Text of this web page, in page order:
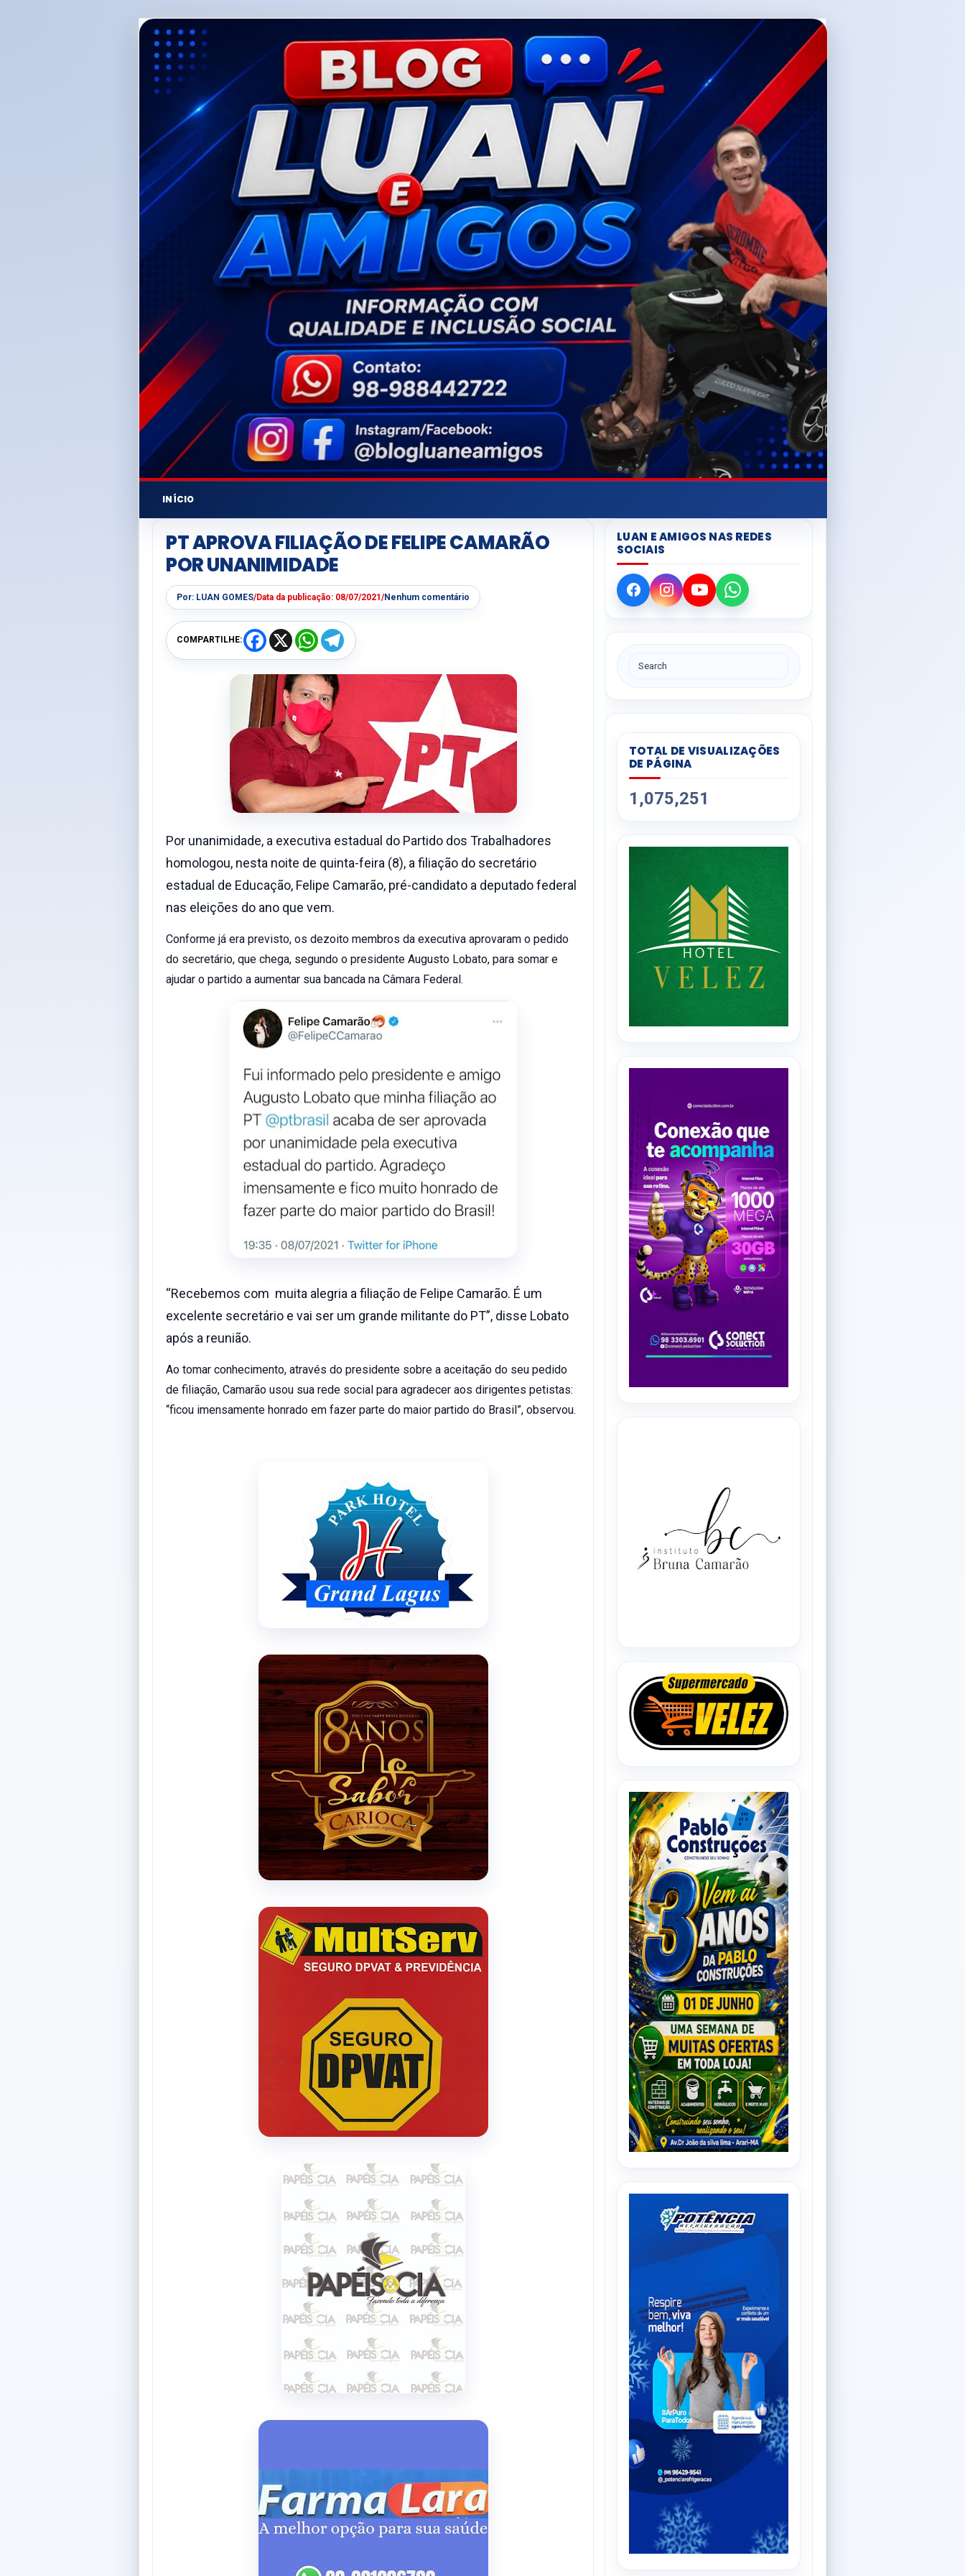
INÍCIO
PT APROVA FILIAÇÃO DE FELIPE CAMARÃO
POR UNANIMIDADE
Por: LUAN GOMES/Data da publicação: 08/07/2021/Nenhum comentário
COMPARTILHE:
F
a
c
o
X
W
h
a
s
A
p
p
l
Por unanimidade, a executiva estadual do Partido dos Trabalhadores
homologou, nesta noite de quinta-feira (8), a filiação do secretário
estadual de Educação, Felipe Camarão, pré-candidato a deputado federal
nas eleições do ano que vem.
Conforme já era previsto, os dezoito membros da executiva aprovaram o pedido
do secretário, que chega, segundo o presidente Augusto Lobato, para somar e
ajudar o partido a aumentar sua bancada na Câmara Federal.
“Recebemos com muita alegria a filiação de Felipe Camarão. É um
excelente secretário e vai ser um grande militante do PT”, disse Lobato
após a reunião.
Ao tomar conhecimento, através do presidente sobre a aceitação do seu pedido
de filiação, Camarão usou sua rede social para agradecer aos dirigentes petistas:
“ficou imensamente honrado em fazer parte do maior partido do Brasil”, observou.
LUAN E AMIGOS NAS REDES
SOCIAIS
TOTAL DE VISUALIZAÇÕES
DE PÁGINA
1,075,251